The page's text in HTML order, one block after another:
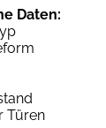
Daten:
Türen